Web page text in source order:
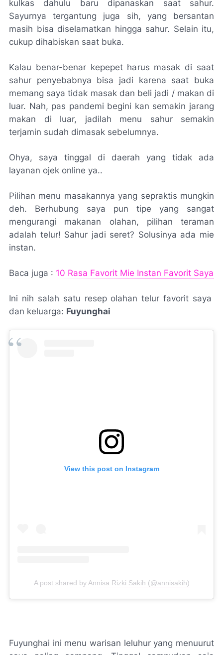
kulkas dahulu baru dipanaskan saat sahur.
Sayurnya tergantung juga sih, yang bersantan
masih bisa diselamatkan hingga sahur. Selain itu,
cukup dihabiskan saat buka.
Kalau benar-benar kepepet harus masak di saat
sahur penyebabnya bisa jadi karena saat buka
memang saya tidak masak dan beli jadi / makan di
luar. Nah, pas pandemi begini kan semakin jarang
makan di luar, jadilah menu sahur semakin
terjamin sudah dimasak sebelumnya.
Ohya, saya tinggal di daerah yang tidak ada
layanan ojek online ya..
Pilihan menu masakannya yang sepraktis mungkin
deh. Berhubung saya pun tipe yang sangat
mengurangi makanan olahan, pilihan teraman
adalah telur! Sahur jadi seret? Solusinya ada mie
instan.
Baca juga : 10 Rasa Favorit Mie Instan Favorit Saya
Ini nih salah satu resep olahan telur favorit saya
dan keluarga: Fuyunghai
View this post on Instagram
A post shared by Annisa Rizki Sakih (@annisakih)
Fuyunghai ini menu warisan leluhur yang menuurut